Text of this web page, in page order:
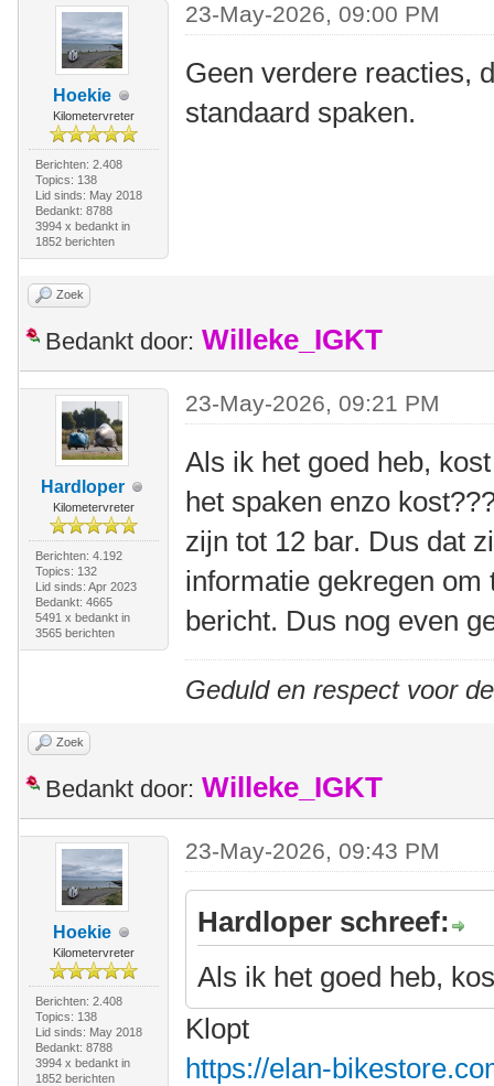
Hoekie
Kilometervreter
Berichten: 2.408
Topics: 138
Lid sinds: May 2018
Bedankt: 8788
3994 x bedankt in
1852 berichten
23-May-2026, 09:00 PM
Geen verdere reacties,
standaard spaken.
Zoek
Bedankt door: Willeke_IGKT
Hardloper
Kilometervreter
Berichten: 4.192
Topics: 132
Lid sinds: Apr 2023
Bedankt: 4665
5491 x bedankt in
3565 berichten
23-May-2026, 09:21 PM
Als ik het goed heb,
het spaken enzo
zijn tot 12 bar. Dus dat
informatie gekregen
bericht. Dus nog even
Geduld en respect voor
Zoek
Bedankt door: Willeke_IGKT
Hoekie
Kilometervreter
Berichten: 2.408
Topics: 138
Lid sinds: May 2018
Bedankt: 8788
3994 x bedankt in
1852 berichten
23-May-2026, 09:43 PM
Hardloper schreef:
Als ik het goed heb,
Klopt
https://elan-